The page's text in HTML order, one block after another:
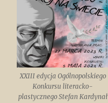
XXIII edycja Ogólnopolskiego
Konkursu literacko-
plastycznego Stefan Kardynał